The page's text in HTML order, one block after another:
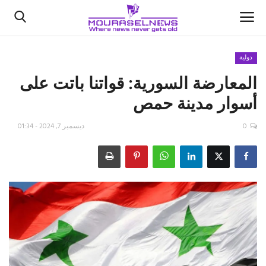
الأخبار
كتّابنا
اقتصاد
علوم وتكنولوجيا
رياضة
فيديو
دولية
المعارضة السورية: قواتنا باتت على
أسوار مدينة حمص
ديسمبر 7, 2024 - 01:34 0